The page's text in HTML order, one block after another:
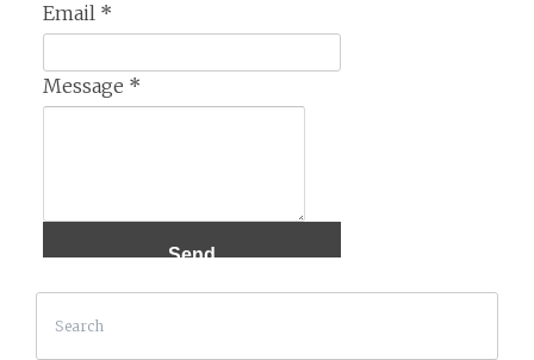
Email *
Message *